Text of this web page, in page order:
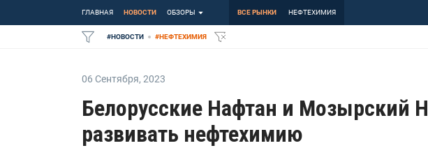
ГЛАВНАЯ НОВОСТИ ОБЗОРЫ ВСЕ РЫНКИ НЕФТЕХИМИЯ
#НОВОСТИ #НЕФТЕХИМИЯ
06 Сентября, 2023
Белорусские Нафтан и Мозырский
развивать нефтехимию